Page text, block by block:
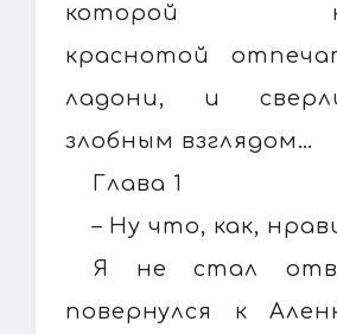
которой
краснотой
ладони, и
злобным взглядом…
Глава 1
– Ну что, как,
Я не стал
повернулся к